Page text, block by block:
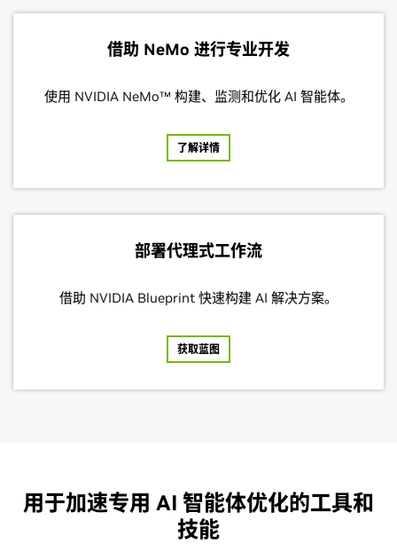
借助 NeMo 进行专业开发
使用 NVIDIA NeMo™ 构建、监测和优化 AI 智能体。
了解详情
部署代理式工作流
借助 NVIDIA Blueprint 快速构建 AI 解决方案。
获取蓝图
用于加速专用 AI 智能体优化的工具和
技能